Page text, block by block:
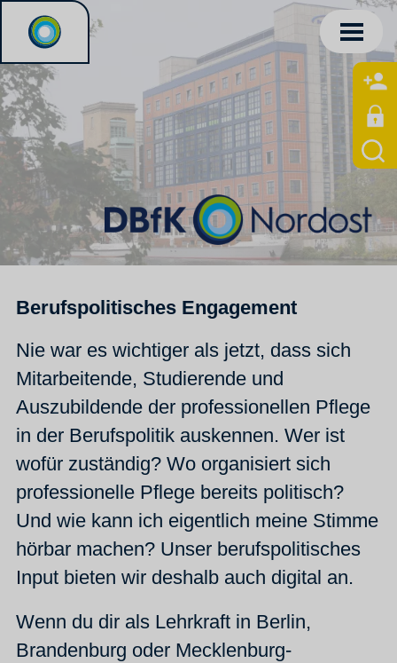
Berufspolitisches Engagement
Nie war es wichtiger als jetzt, dass sich
Mitarbeitende, Studierende und
Auszubildende der professionellen Pflege
in der Berufspolitik auskennen. Wer ist
wofür zuständig? Wo organisiert sich
professionelle Pflege bereits politisch?
Und wie kann ich eigentlich meine Stimme
hörbar machen? Unser berufspolitisches
Input bieten wir deshalb auch digital an.
Wenn du dir als Lehrkraft in Berlin,
Brandenburg oder Mecklenburg-